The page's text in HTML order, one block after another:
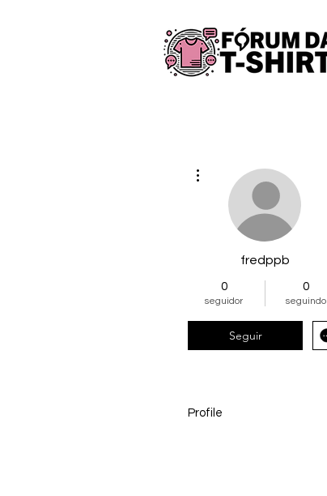
fredppb
0
seguidor
0
seguindo
Seguir
Profile